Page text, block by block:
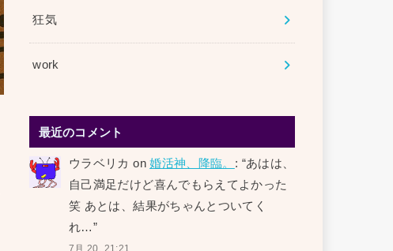
狂気
work
最近のコメント
ウラベリカ on婚活神、降臨。 : “あはは、
自己満足だけど喜んでもらえてよかった
笑 あとは、結果がちゃんとついてく
れ…”
7月 20, 21:21